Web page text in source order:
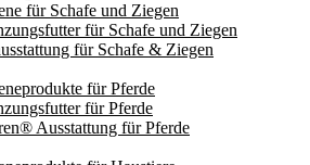
für Schafe und Ziegen
für Schafe und Ziegen
für Schafe & Ziegen
für Pferde
für Pferde
Ausstattung für Pferde